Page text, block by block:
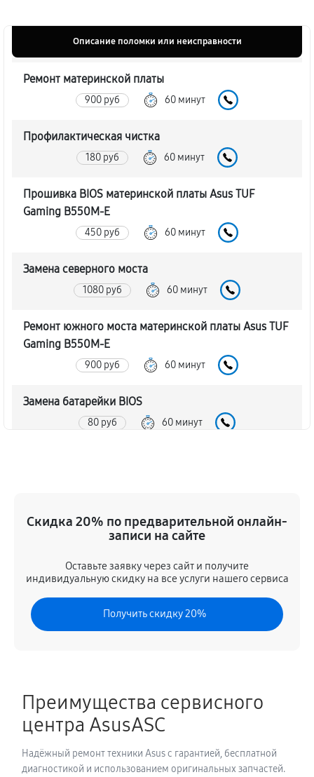
Описание поломки или неисправности
Ремонт материнской платы
900 руб 60 минут
Профилактическая чистка
180 руб 60 минут
Прошивка BIOS материнской платы Asus TUF
Gaming B550M-E
450 руб 60 минут
Замена северного моста
1080 руб 60 минут
Ремонт южного моста материнской платы Asus TUF
Gaming B550M-E
900 руб 60 минут
Замена батарейки BIOS
80 руб 60 минут
Скидка 20% по предварительной онлайн-
записи на сайте
Оставьте заявку через сайт и получите
индивидуальную скидку на все услуги нашего сервиса
Получить скидку 20%
Преимущества сервисного
центра AsusASC
Надёжный ремонт техники Asus с гарантией, бесплатной
диагностикой и использованием оригинальных запчастей.